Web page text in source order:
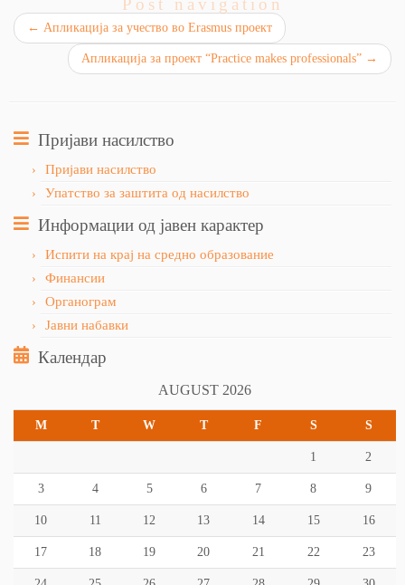
Post navigation
← Апликација за учество во Erasmus проект
Апликација за проект “Practice makes professionals” →
Пријави насилство
Пријави насилство
Упатство за заштита од насилство
Информации од јавен карактер
Испити на крај на средно образование
Финансии
Органограм
Јавни набавки
Календар
AUGUST 2026
M T W T F S S
1 2
3 4 5 6 7 8 9
10 11 12 13 14 15 16
17 18 19 20 21 22 23